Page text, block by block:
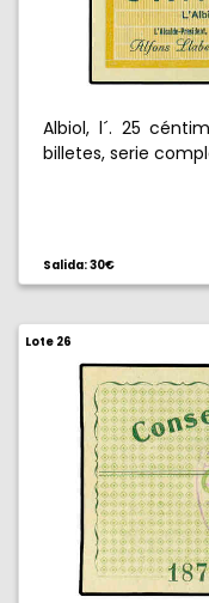
Albiol, l´. 25
billetes, serie
Salida: 30€
Lote 26